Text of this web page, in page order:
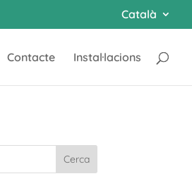
Català
Contacte Instal·lacions